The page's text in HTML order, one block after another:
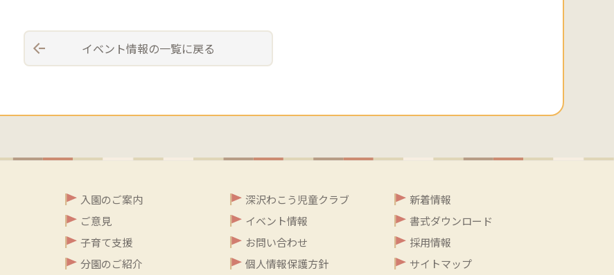
イベント情報の一覧に戻る
入園のご案内 深沢わこう児童クラブ
新着情報
ご意見
イベント情報
書式ダウンロード
子育て支援
お問い合わせ
採用情報
分園のご紹介
個人情報保護方針 サイトマップ